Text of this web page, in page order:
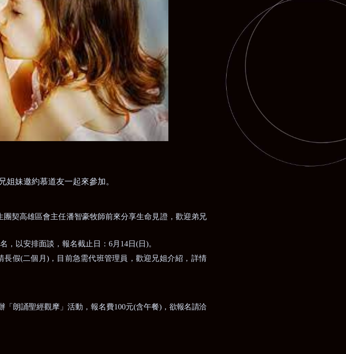
姐妹邀約慕道友一起來參加。
團契高雄區會主任潘智豪牧師前來分享生命見證，歡迎弟兄
，以安排面談，報名截止日： 6月 14日 (日 )。
長假(二個月 )，目前急需代班管理員，歡迎兄姐介紹，詳情
「朗誦聖經觀摩」活動，報名費100元(含午餐)， 欲報名請洽